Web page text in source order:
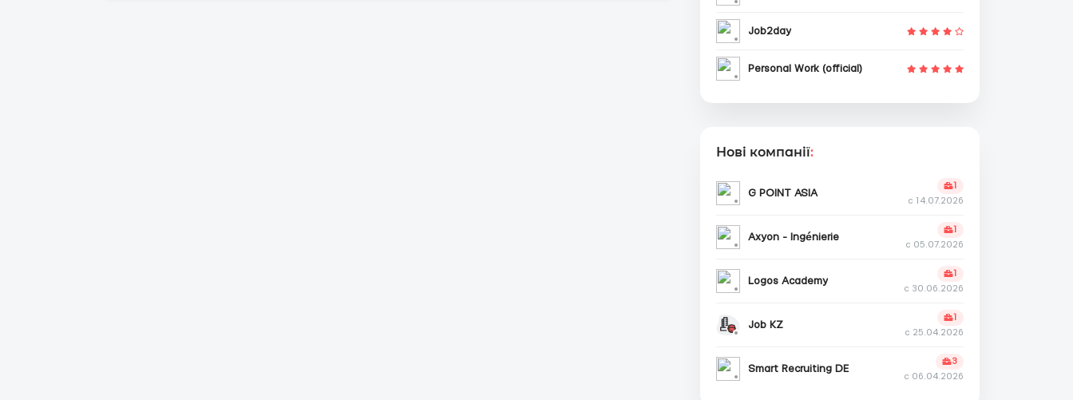
Job2day
Personal Work (official)
Нові компанії:
G POINT ASIA
1
с 14.07.2026
Axyon - Ingénierie
1
с 05.07.2026
Logos Academy
1
с 30.06.2026
Job KZ
1
с 25.04.2026
Smart Recruiting DE
3
с 06.04.2026